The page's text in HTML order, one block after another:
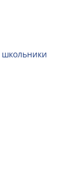
школьники